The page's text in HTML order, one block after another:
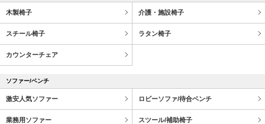
木製椅子 介護・施設椅子
スチール椅子 ラタン椅子
カウンターチェア
ソファー/ベンチ
激安人気ソファー ロビーソファ/待合ベンチ
業務用ソファー スツール/補助椅子